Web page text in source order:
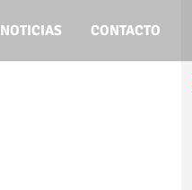
NOTICIAS CONTACTO